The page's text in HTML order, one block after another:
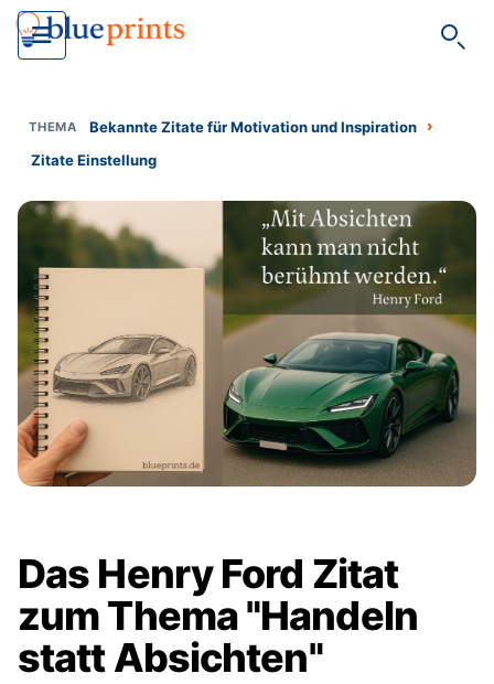
Bekannte Zitate für Motivation und Inspiration ›
Zitate Einstellung
Das Henry Ford Zitat
zum Thema "Handeln
statt Absichten"